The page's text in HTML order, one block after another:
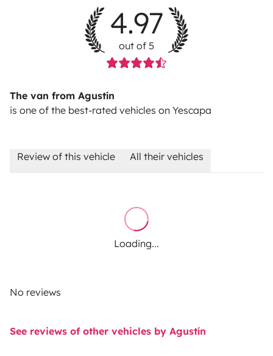
4.97
out of 5
The van from Agustín
is one of the best-rated vehicles on Yescapa
Review of this vehicle All their vehicles
Loading...
No reviews
See reviews of other vehicles by Agustín